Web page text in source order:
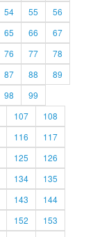
54 55
56
65 66
67
76 77
78
87 88
89
98
99
107
108
116
117
125
126
134
135
143
144
152
153